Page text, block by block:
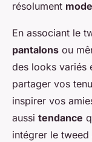
résolument
En associant le
pantalons ou
des looks variés
partager vos
inspirer vos
aussi tendance
intégrer le tweed